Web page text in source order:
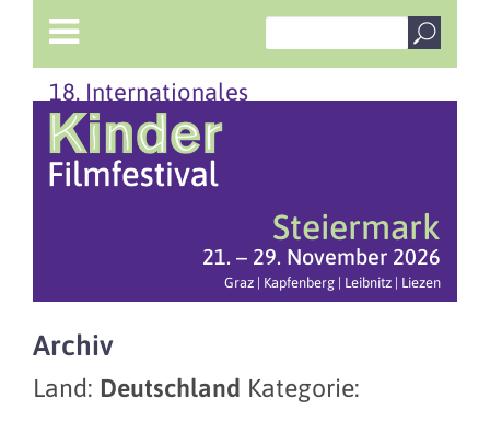
18. Internationales
Steiermark
21. – 29. November 2026
Graz | Kapfenberg | Leibnitz | Liezen
Archiv
Land: Deutschland Kategorie: